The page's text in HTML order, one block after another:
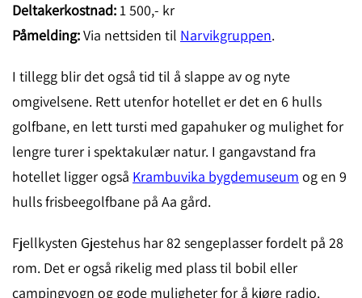
Deltakerkostnad:1 500,- kr
Påmelding:Via nettsiden til Narvikgruppen.
I tillegg blir det også tid til å slappe av og nyte
omgivelsene. Rett utenfor hotellet er det en 6 hulls
golfbane, en lett tursti med gapahuker og mulighet for
lengre turer i spektakulær natur. I gangavstand fra
hotellet ligger også Krambuvika bygdemuseum og en 9
hulls frisbeegolfbane på Aa gård.
Fjellkysten Gjestehus har 82 sengeplasser fordelt på 28
rom. Det er også rikelig med plass til bobil eller
campingvogn og gode muligheter for å kjøre radio.